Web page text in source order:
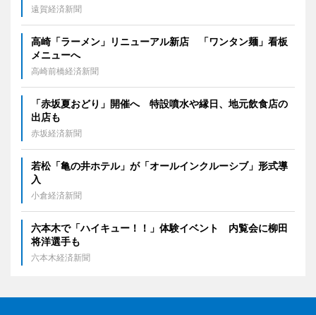
遠賀経済新聞
高崎「ラーメン」リニューアル新店 「ワンタン麺」看板
メニューへ
高崎前橋経済新聞
「赤坂夏おどり」開催へ 特設噴水や縁日、地元飲食店の
出店も
赤坂経済新聞
若松「亀の井ホテル」が「オールインクルーシブ」形式導
入
小倉経済新聞
六本木で「ハイキュー！！」体験イベント 内覧会に柳田
将洋選手も
六本木経済新聞